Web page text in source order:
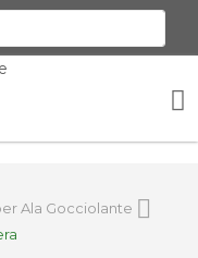
Ala Gocciolante